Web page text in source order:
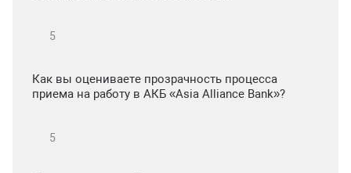
Как вы оцениваете прозрачность процесса
приема на работу в АКБ «Asia Alliance Bank»?